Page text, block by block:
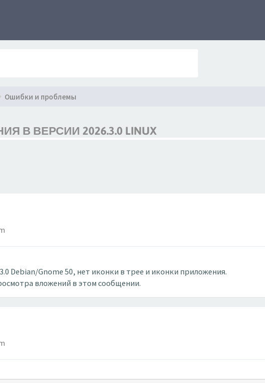
Ошибки и проблемы
В ВЕРСИИ 2026.3.0 LINUX
Debian/Gnome 50, нет иконки в трее и иконки приложения.
вложений в этом сообщении.